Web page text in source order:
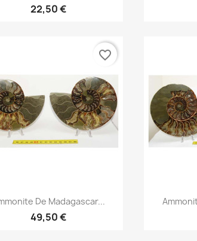
22,50 €
Aperçu rapide
De Madagascar...
49,50 €
favorite_border
